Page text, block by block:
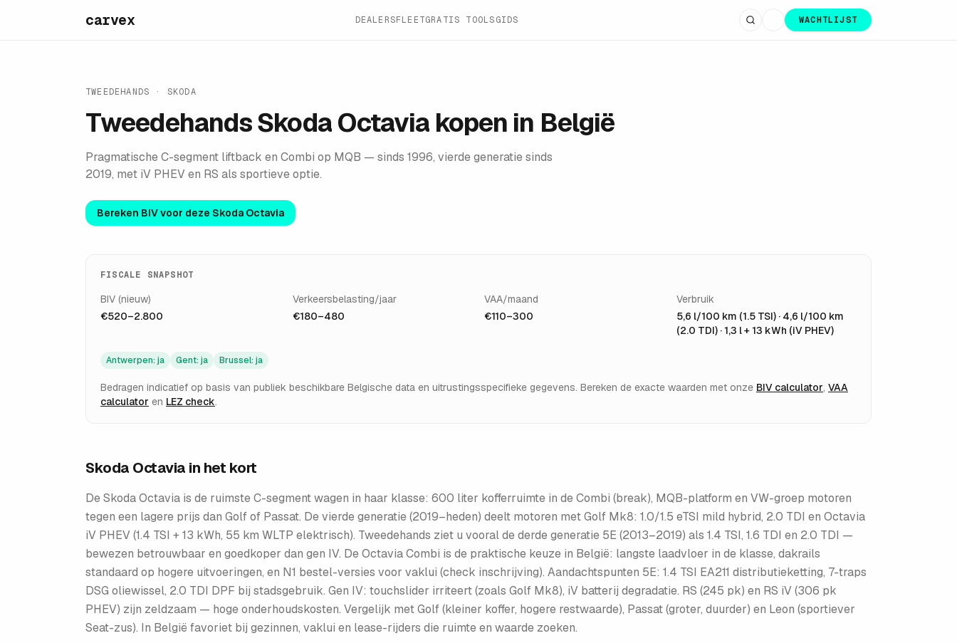
carvex DEALERSFLEETGRATIS TOOLSGIDS WACHTLIJST
TWEEDEHANDS · SKODA
TweedehandsSkoda Octavia kopen in België
Pragmatische C-segment liftback en Combi op MQB — sinds 1996, vierde generatie sinds
2019, met iV PHEV en RS als sportieve optie.
Bereken BIV voor deze Skoda Octavia
FISCALE SNAPSHOT
BIV (nieuw)
€520–2.800
Verkeersbelasting/jaar
€180–480
VAA/maand
€110–300
Verbruik
5,6 l/100 km (1.5 TSI) · 4,6 l/100 km
(2.0 TDI) · 1,3 l + 13 kWh (iV PHEV)
Antwerpen: ja Gent: ja Brussel: ja
Bedragen indicatief op basis van publiek beschikbare Belgische data en uitrustingsspecifieke gegevens. Bereken de exacte waarden met onze BIV calculator, VAA
calculator en LEZ check.
Skoda Octavia in het kort
De Skoda Octavia is de ruimste C-segment wagen in haar klasse: 600 liter kofferruimte in de Combi (break), MQB-platform en VW-groep motoren
tegen een lagere prijs dan Golf of Passat. De vierde generatie (2019–heden) deelt motoren met Golf Mk8: 1.0/1.5 eTSI mild hybrid, 2.0 TDI en Octavia
iV PHEV (1.4 TSI + 13 kWh, 55 km WLTP elektrisch). Tweedehands ziet u vooral de derde generatie 5E (2013–2019) als 1.4 TSI, 1.6 TDI en 2.0 TDI —
bewezen betrouwbaar en goedkoper dan gen IV. De Octavia Combi is de praktische keuze in België: langste laadvloer in de klasse, dakrails
standaard op hogere uitvoeringen, en N1 bestel-versies voor vaklui (check inschrijving). Aandachtspunten 5E: 1.4 TSI EA211 distributieketting, 7-traps
DSG oliewissel, 2.0 TDI DPF bij stadsgebruik. Gen IV: touchslider irriteert (zoals Golf Mk8), iV batterij degradatie. RS (245 pk) en RS iV (306 pk
PHEV) zijn zeldzaam — hoge onderhoudskosten. Vergelijk met Golf (kleiner koffer, hogere restwaarde), Passat (groter, duurder) en Leon (sportiever
Seat-zus). In België favoriet bij gezinnen, vaklui en lease-rijders die ruimte en waarde zoeken.